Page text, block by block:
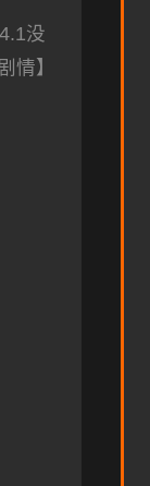
没
情】